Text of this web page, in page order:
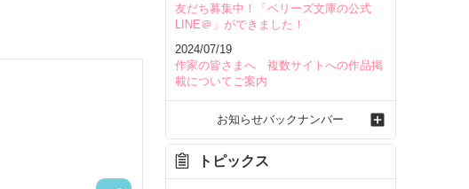
を含む
友だち募集中！「ベリーズ文庫の公式
LINE＠」ができました！
2024/07/19
作家の皆さまへ 複数サイトへの作品掲
載についてご案内
お知らせバックナンバー
トピックス